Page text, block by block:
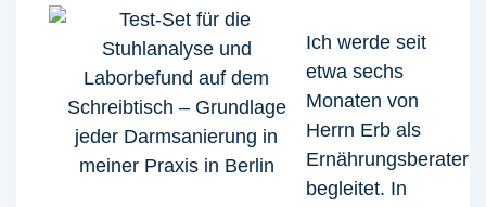
Ich werde seit
etwa sechs
Monaten von
Herrn Erb als
Ernährungsberater
begleitet. In